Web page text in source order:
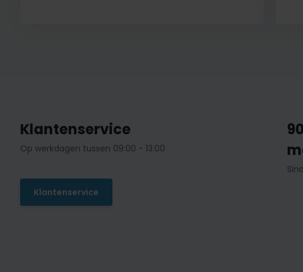
Klantenservice
Op werkdagen tussen 09:00 - 13:00
Klantenservice